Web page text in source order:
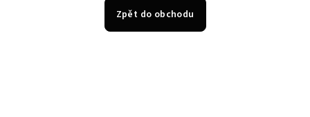
Zpět do obchodu